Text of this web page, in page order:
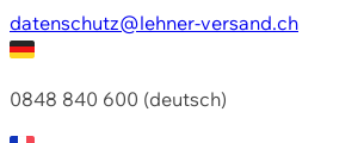
datenschutz@lehner-versand.ch
0848 840 600 (deutsch)